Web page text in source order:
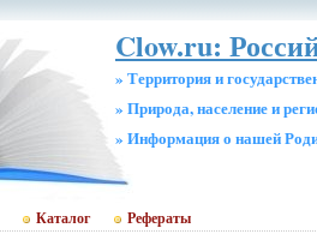
Clow.ru:
» Территория и
» Природа, население и
» Информация о нашей
Каталог Рефераты